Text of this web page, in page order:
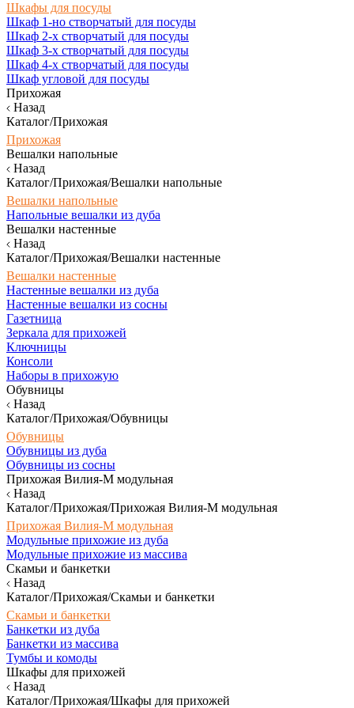
Шкафы для посуды
Шкаф 1-но створчатый для посуды
Шкаф 2-х створчатый для посуды
Шкаф 3-х створчатый для посуды
Шкаф 4-х створчатый для посуды
Шкаф угловой для посуды
Прихожая
Назад
Каталог/Прихожая
Прихожая
Вешалки напольные
Назад
Каталог/Прихожая/Вешалки напольные
Вешалки напольные
Напольные вешалки из дуба
Вешалки настенные
Назад
Каталог/Прихожая/Вешалки настенные
Вешалки настенные
Настенные вешалки из дуба
Настенные вешалки из сосны
Газетница
Зеркала для прихожей
Ключницы
Консоли
Наборы в прихожую
Обувницы
Назад
Каталог/Прихожая/Обувницы
Обувницы
Обувницы из дуба
Обувницы из сосны
Прихожая Вилия-М модульная
Назад
Каталог/Прихожая/Прихожая Вилия-М модульная
Прихожая Вилия-М модульная
Модульные прихожие из дуба
Модульные прихожие из массива
Скамьи и банкетки
Назад
Каталог/Прихожая/Скамьи и банкетки
Скамьи и банкетки
Банкетки из дуба
Банкетки из массива
Тумбы и комоды
Шкафы для прихожей
Назад
Каталог/Прихожая/Шкафы для прихожей